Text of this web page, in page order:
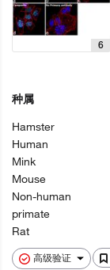
高级验证
6
种属
Hamster
Human
Mink
Mouse
Non-human
primate
Rat